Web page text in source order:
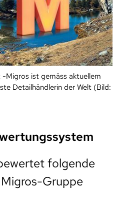
Migros ist gemäss aktuellem
Detailhändlerin der Welt (Bild:
folgende
Gruppe